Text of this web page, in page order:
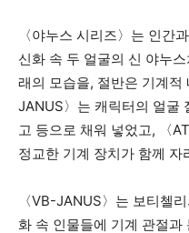
〈야누스 시리즈〉는 인간
신화 속 두 얼굴의 신 야누
래의 모습을, 절반은 기계
JANUS〉는 캐릭터의 얼굴
고 등으로 채워 넣었고, 〈
정교한 기계 장치가 함께 자
〈VB-JANUS〉는 보티첼
화 속 인물들에 기계 관절과